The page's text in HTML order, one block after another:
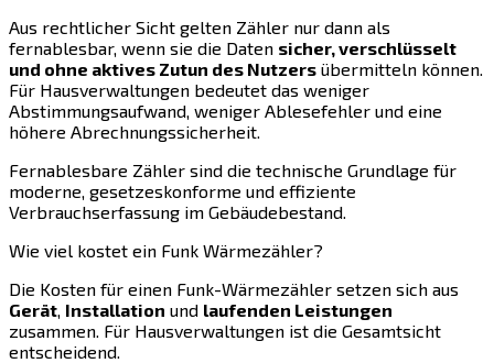
Aus rechtlicher Sicht gelten Zähler nur dann als
fernablesbar, wenn sie die Daten sicher, verschlüsselt
und ohne aktives Zutun des Nutzers übermitteln können.
Für Hausverwaltungen bedeutet das weniger
Abstimmungsaufwand, weniger Ablesefehler und eine
höhere Abrechnungssicherheit.
Fernablesbare Zähler sind die technische Grundlage für
moderne, gesetzeskonforme und effiziente
Verbrauchserfassung im Gebäudebestand.
Wie viel kostet ein Funk Wärmezähler?
Die Kosten für einen Funk-Wärmezähler setzen sich aus
Gerät, Installation und laufenden Leistungen
zusammen. Für Hausverwaltungen ist die Gesamtsicht
entscheidend.